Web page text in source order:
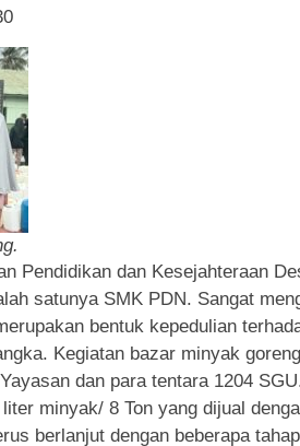
Pendidikan dan Kesejahteraan
satunya SMK PDN. Sangat
bentuk kepedulian
Kegiatan bazar minyak
dan para tentara 1204
minyak/ 8 Ton yang dijual
berlanjut dengan beberapa